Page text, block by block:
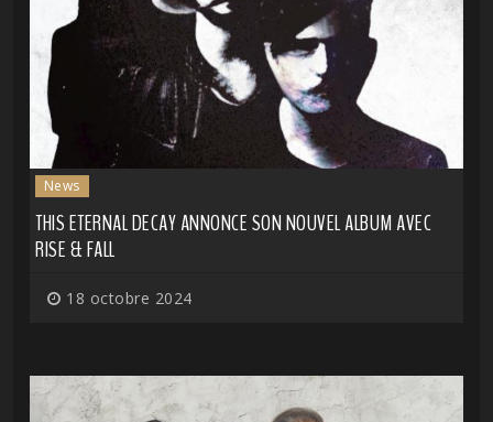
News
THIS ETERNAL DECAY ANNONCE SON NOUVEL ALBUM AVEC
RISE & FALL
18 octobre 2024